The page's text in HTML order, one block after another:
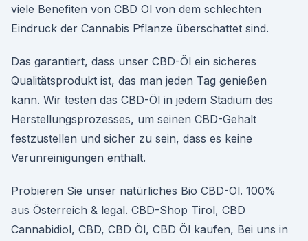
viele Benefiten von CBD Öl von dem schlechten
Eindruck der Cannabis Pflanze überschattet sind.
Das garantiert, dass unser CBD-Öl ein sicheres
Qualitätsprodukt ist, das man jeden Tag genießen
kann. Wir testen das CBD-Öl in jedem Stadium des
Herstellungsprozesses, um seinen CBD-Gehalt
festzustellen und sicher zu sein, dass es keine
Verunreinigungen enthält.
Probieren Sie unser natürliches Bio CBD-Öl. 100%
aus Österreich & legal. CBD-Shop Tirol, CBD
Cannabidiol, CBD, CBD Öl, CBD Öl kaufen, Bei uns in